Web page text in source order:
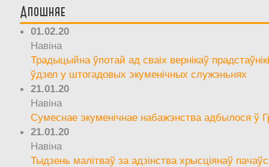
Апошняе
01.02.20
Навіна
Традыцыйна ўпотай ад сваіх вернікаў
ўдзел у штогадовых экуменічных служэньнях
21.01.20
Навіна
Сумеснае экуменічнае набажэнства адбылося ў
21.01.20
Навіна
Тыдзень малітваў за адзінства хрысціянаў